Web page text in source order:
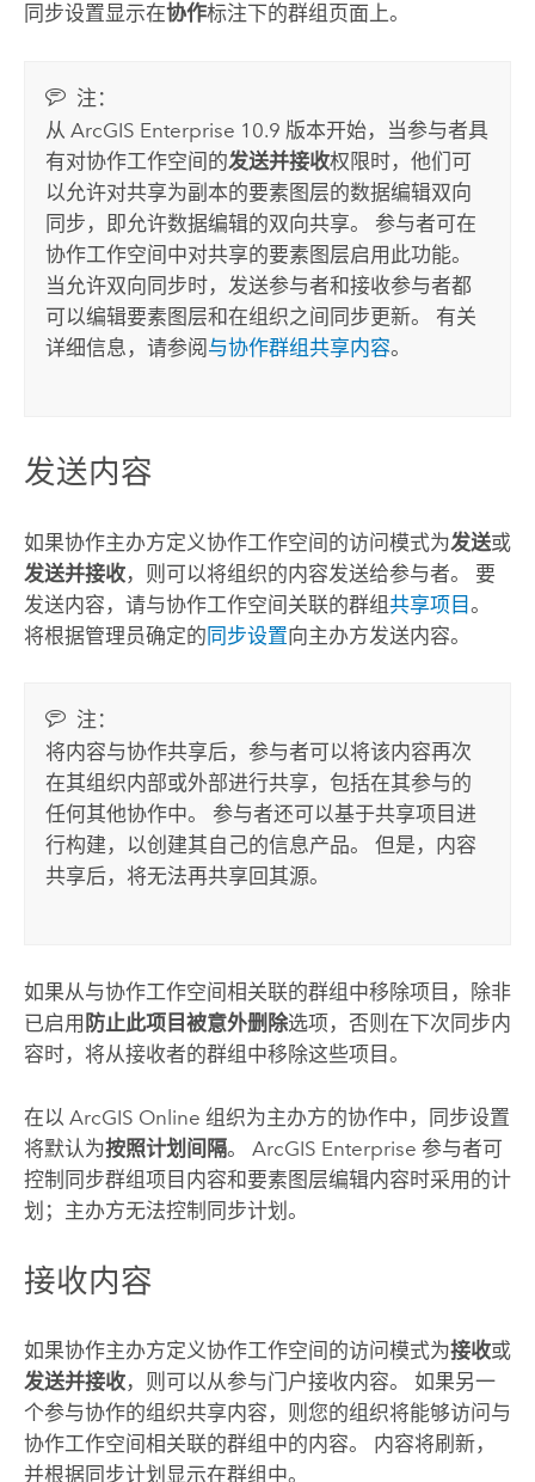
同步设置显示在协作标注下的群组页面上。
注：
从ArcGIS Enterprise 10.9 版本开始，当参与者具
有对协作工作空间的发送并接收权限时，他们可
以允许对共享为副本的要素图层的数据编辑双向
同步，即允许数据编辑的双向共享。 参与者可在
协作工作空间中对共享的要素图层启用此功能。
当允许双向同步时，发送参与者和接收参与者都
可以编辑要素图层和在组织之间同步更新。 有关
详细信息，请参阅 与协作群组共享内容。
发送内容
如果协作主办方定义协作工作空间的访问模式为发送或
发送并接收，则可以将组织的内容发送给参与者。 要
发送内容，请与协作工作空间关联的群组共享项目 。
将根据管理员确定的同步设置向主办方发送内容。
注：
将内容与协作共享后，参与者可以将该内容再次
在其组织内部或外部进行共享，包括在其参与的
任何其他协作中。 参与者还可以基于共享项目进
行构建，以创建其自己的信息产品。 但是，内容
共享后，将无法再共享回其源。
如果从与协作工作空间相关联的群组中移除项目，除非
已启用 防止此项目被意外删除选项，否则在下次同步内
容时，将从接收者的群组中移除这些项目。
在以 ArcGIS Online 组织为主办方的协作中，同步设置
将默认为按照计划间隔。 ArcGIS Enterprise 参与者可
控制同步群组项目内容和要素图层编辑内容时采用的计
划；主办方无法控制同步计划。
接收内容
如果协作主办方定义协作工作空间的访问模式为接收或
发送并接收，则可以从参与门户接收内容。
如果另一
个参与协作的组织共享内容，则您的组织将能够访问与
协作工作空间相关联的群组中的内容。 内容将刷新，
并根据同步计划显示在群组中。